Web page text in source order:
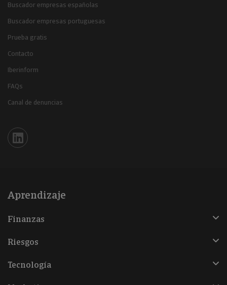
Buscador empresas españolas
Buscador empresas portuguesas
Prueba gratis
Contacto
Iberinform
FAQs
Canal de denuncias
Iberinform en Linkedin
Aprendizaje
Finanzas
Riesgos
Tecnología